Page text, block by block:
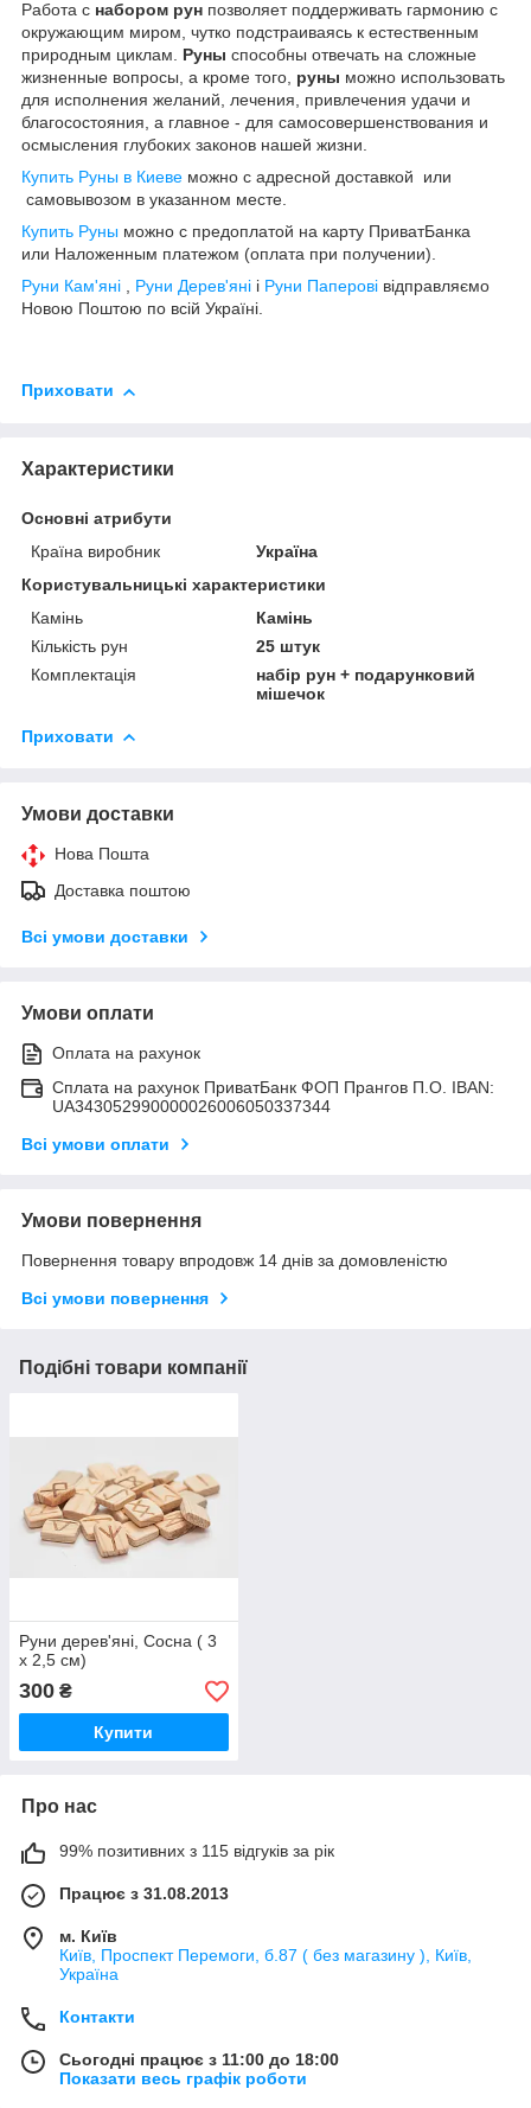
Работа с набором рун позволяет поддерживать гармонию с
окружающим миром, чутко подстраиваясь к естественным
природным циклам. Руны способны отвечать на сложные
жизненные вопросы, а кроме того, руны можно использовать
для исполнения желаний, лечения, привлечения удачи и
благосостояния, а главное - для самосовершенствования и
осмысления глубоких законов нашей жизни.
Купить Руны в Киеве можно с адресной доставкой или
самовывозом в указанном месте.
Купить Руны можно с предоплатой на карту ПриватБанка
или Наложенным платежом (оплата при получении).
Руни Кам'яні , Руни Дерев'яні і Руни Паперові відправляємо
Новою Поштою по всій Україні.
Приховати
Характеристики
Основні атрибути
Країна виробник
Україна
Користувальницькі характеристики
Камінь
Камінь
Кількість рун
25 штук
Комплектація
набір рун + подарунковий
мішечок
Приховати
Умови доставки
Нова Пошта
Доставка поштою
Всі умови доставки
Умови оплати
Оплата на рахунок
Сплата на рахунок ПриватБанк ФОП Прангов П.О. IBAN:
UA343052990000026006050337344
Всі умови оплати
Умови повернення
Повернення товару впродовж 14 днів за домовленістю
Всі умови повернення
Подібні товари компанії
Руни дерев'яні, Сосна ( 3
х 2,5 см)
300 ₴
Купити
Про нас
99% позитивних з 115 відгуків за рік
Працює з 31.08.2013
м. Київ
Київ, Проспект Перемоги, б.87 ( без магазину ), Київ,
Україна
Контакти
Сьогодні працює з 11:00 до 18:00
Показати весь графік роботи